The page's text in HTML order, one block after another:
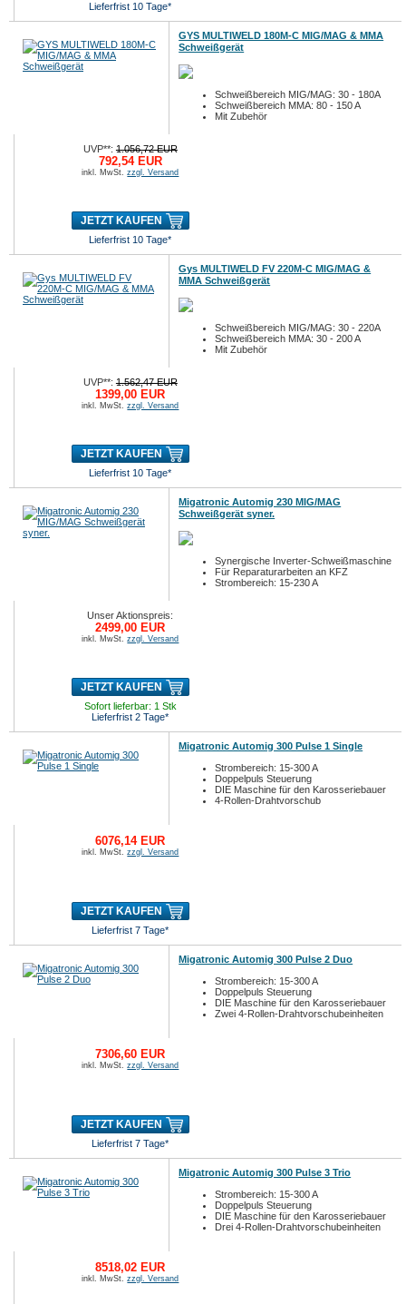
Lieferfrist 10 Tage*
GYS MULTIWELD 180M-C MIG/MAG & MMA
Schweißgerät
Schweißbereich MIG/MAG: 30 - 180A
Schweißbereich MMA: 80 - 150 A
Mit Zubehör
UVP**:1.056,72 EUR
792,54 EUR
inkl. MwSt.zzgl. Versand
JETZT KAUFEN
Lieferfrist 10 Tage*
Gys MULTIWELD FV 220M-C MIG/MAG &
MMA Schweißgerät
Schweißbereich MIG/MAG: 30 - 220A
Schweißbereich MMA: 30 - 200 A
Mit Zubehör
UVP**:1.562,47 EUR
1399,00 EUR
inkl. MwSt.zzgl. Versand
JETZT KAUFEN
Lieferfrist 10 Tage*
Migatronic Automig 230 MIG/MAG
Schweißgerät syner.
Synergische Inverter-Schweißmaschine
Für Reparaturarbeiten an KFZ
Strombereich: 15-230 A
Unser Aktionspreis:
2499,00 EUR
inkl. MwSt.zzgl. Versand
JETZT KAUFEN
Sofort lieferbar: 1 Stk
Lieferfrist 2 Tage*
Migatronic Automig 300 Pulse 1 Single
Strombereich: 15-300 A
Doppelpuls Steuerung
DIE Maschine für den Karosseriebauer
4-Rollen-Drahtvorschub
6076,14 EUR
inkl. MwSt.zzgl. Versand
JETZT KAUFEN
Lieferfrist 7 Tage*
Migatronic Automig 300 Pulse 2 Duo
Strombereich: 15-300 A
Doppelpuls Steuerung
DIE Maschine für den Karosseriebauer
Zwei 4-Rollen-Drahtvorschubeinheiten
7306,60 EUR
inkl. MwSt.zzgl. Versand
JETZT KAUFEN
Lieferfrist 7 Tage*
Migatronic Automig 300 Pulse 3 Trio
Strombereich: 15-300 A
Doppelpuls Steuerung
DIE Maschine für den Karosseriebauer
Drei 4-Rollen-Drahtvorschubeinheiten
8518,02 EUR
inkl. MwSt.zzgl. Versand